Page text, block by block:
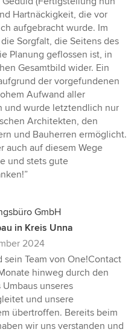
Hartnäckigkeit, die vor
aufgebracht wurde. Im
Sorgfalt, die Seitens des
Planung geflossen ist, in
Gesamtbild wider. Ein
der vorgefundenen
Aufwand aller
und wurde letztendlich nur
Architekten, den
und Bauherren ermöglicht.
auch auf diesem Wege
und stets gute
GmbH
in Kreis Unna
2024
sein Team von One!Contact
hinweg durch den
unseres
und unsere
übertroffen. Bereits beim
wir uns verstanden und